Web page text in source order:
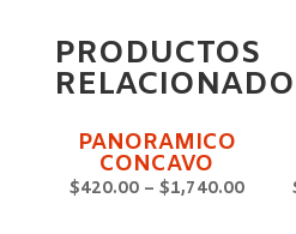
PRODUCTOS
PANORAMICO
CONCAVO
$420.00– $1,740.00